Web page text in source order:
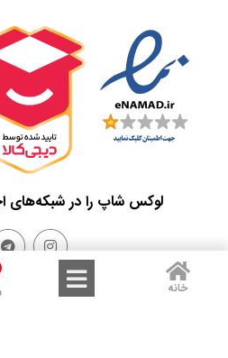
لوکس شاپ را در شبکه‌های
خانه